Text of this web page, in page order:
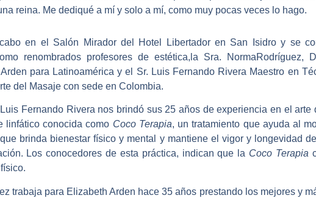
reina. Me dediqué a mí y solo a mí, como muy pocas veces lo hago.
en el Salón Mirador del Hotel Libertador en San Isidro y se
renombrados profesores de estética,la Sra. NormaRodríguez,
para Latinoamérica y el Sr. Luis Fernando Rivera Maestro en
del Masaje con sede en Colombia.
Fernando Rivera nos brindó sus 25 años de experiencia en el
linfático conocida como Coco Terapia, un tratamiento que ayuda al
brinda bienestar físico y mental y mantiene el vigor y longevidad
Los conocedores de esta práctica, indican que la Coco Terapia
trabaja para Elizabeth Arden hace 35 años prestando los mejores y